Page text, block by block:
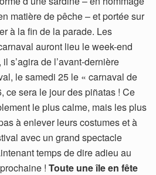
matière de pêche – et portée sur
à la fin de la parade. Les
auront lieu le week-end
s’agira de l’avant-dernière
le samedi 25 le « carnaval de
ce sera le jour des piñatas ! Ce
le plus calme, mais les plus
à enlever leurs costumes et à
avec un grand spectacle
temps de dire adieu au
! Toute une île en fête